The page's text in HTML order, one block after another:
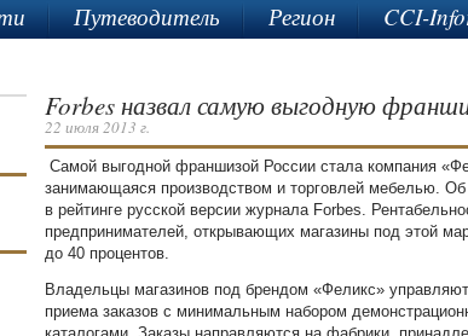
Путеводитель Регион CCI-
Forbes назвал самую выгодную
22 июля 2013 г.
Самой выгодной франшизой России стала компания
занимающаяся производством и торговлей мебелью. Об
в рейтинге русской версии журнала Forbes.
предпринимателей, открывающих магазины под этой
до 40 процентов.
Владельцы магазинов под брендом «Феликс»
приема заказов с минимальным набором